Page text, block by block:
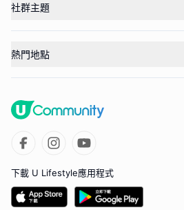
社群主題
熱門地點
下載 U Lifestyle應用程式